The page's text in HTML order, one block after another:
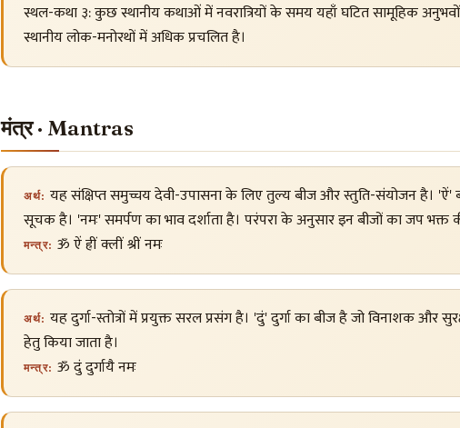
स्थल-कथा ३: कुछ स्थानीय कथाओं में नवरात्रियों के समय यहाँ घटित सामूहिक
स्थानीय लोक-मनोरथों में अधिक प्रचलित है।
मंत्र · Mantras
अर्थ: यह संक्षिप्त समुच्चय देवी-उपासना के लिए तुल्य बीज और स्तुति-संयोजन है। 'ऐं'
सूचक है। 'नमः' समर्पण का भाव दर्शाता है। परंपरा के अनुसार इन बीजों का जप भक्त
मन्त्र: ॐ ऐं ह्रीं क्लीं श्रीं नमः
अर्थ: यह दुर्गा-स्तोत्रों में प्रयुक्त सरल प्रसंग है। 'दुं' दुर्गा का बीज है जो विनाशक और
हेतु किया जाता है।
मन्त्र: ॐ दुं दुर्गायै नमः